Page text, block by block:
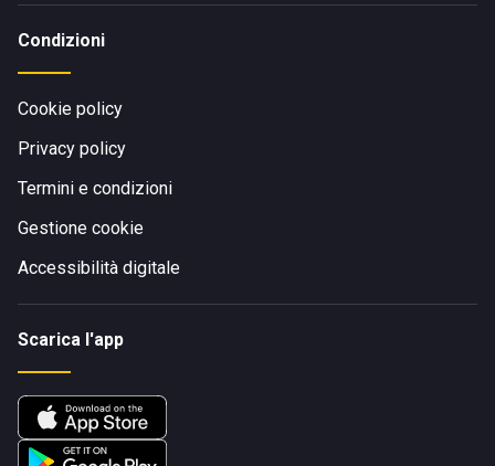
Condizioni
Cookie policy
Privacy policy
Termini e condizioni
Gestione cookie
Accessibilità digitale
Scarica l'app